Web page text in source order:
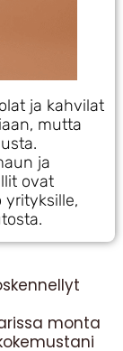
ja kahvilat
mutta
ja
ovat
monta